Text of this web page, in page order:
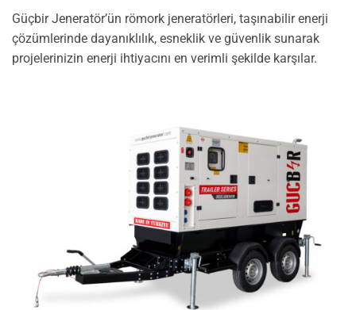
Güçbir Jeneratör’ün römork jeneratörleri, taşınabilir enerji
çözümlerinde dayanıklılık, esneklik ve güvenlik sunarak
projelerinizin enerji ihtiyacını en verimli şekilde karşılar.